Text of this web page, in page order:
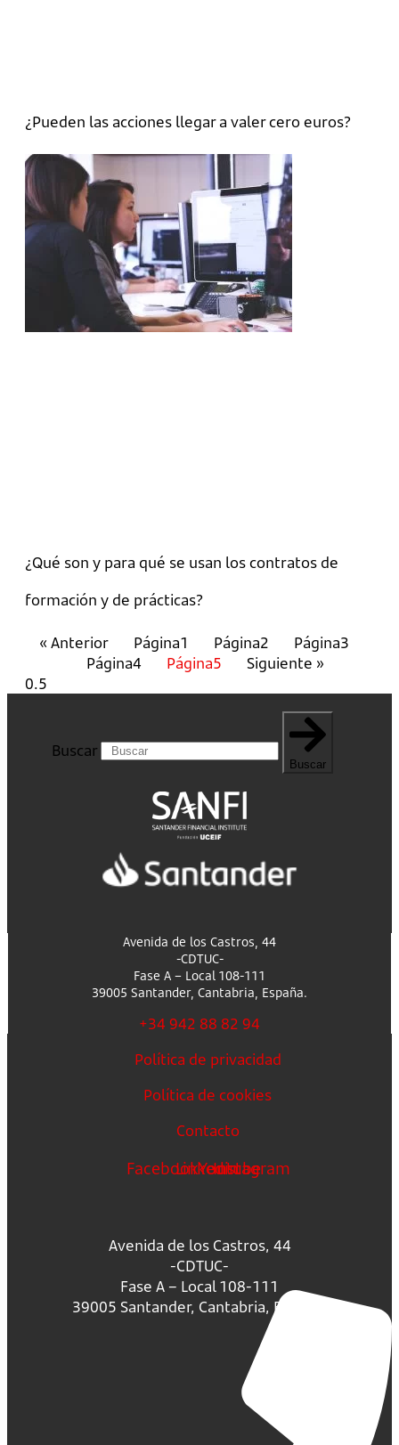
¿Pueden las acciones llegar a valer cero euros?
¿Qué son y para qué se usan los contratos de
formación y de prácticas?
« Anterior Página1 Página2 Página3
Página4 Página5 Siguiente »
Buscar
Buscar
Avenida de los Castros, 44
-CDTUC-
Fase A – Local 108-111
39005 Santander, Cantabria, España.
+34 942 88 82 94
Política de privacidad
Política de cookies
Contacto
FacebookLinkedin
Youtube
Instagram
Avenida de los Castros, 44
-CDTUC-
Fase A – Local 108-111
39005 Santander, Cantabria, España.